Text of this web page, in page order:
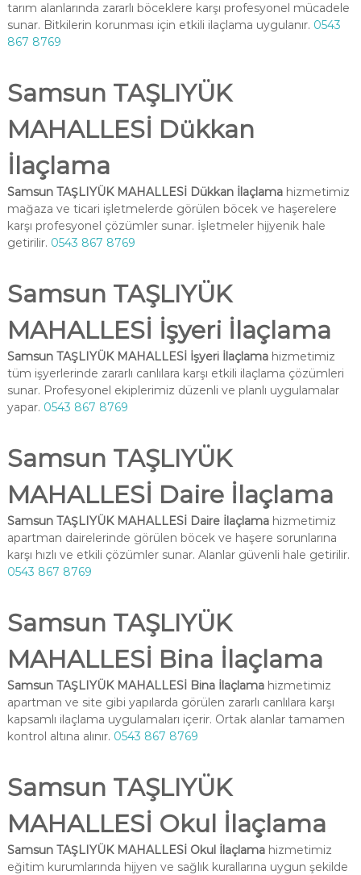
tarım alanlarında zararlı böceklere karşı profesyonel mücadele
sunar. Bitkilerin korunması için etkili ilaçlama uygulanır. 0543
867 8769
Samsun TAŞLIYÜK
MAHALLESİ Dükkan
İlaçlama
Samsun TAŞLIYÜK MAHALLESİ Dükkan İlaçlamahizmetimiz
mağaza ve ticari işletmelerde görülen böcek ve haşerelere
karşı profesyonel çözümler sunar. İşletmeler hijyenik hale
getirilir. 0543 867 8769
Samsun TAŞLIYÜK
MAHALLESİ İşyeri İlaçlama
Samsun TAŞLIYÜK MAHALLESİ İşyeri İlaçlamahizmetimiz
tüm işyerlerinde zararlı canlılara karşı etkili ilaçlama çözümleri
sunar. Profesyonel ekiplerimiz düzenli ve planlı uygulamalar
yapar. 0543 867 8769
Samsun TAŞLIYÜK
MAHALLESİ Daire İlaçlama
Samsun TAŞLIYÜK MAHALLESİ Daire İlaçlamahizmetimiz
apartman dairelerinde görülen böcek ve haşere sorunlarına
karşı hızlı ve etkili çözümler sunar. Alanlar güvenli hale getirilir.
0543 867 8769
Samsun TAŞLIYÜK
MAHALLESİ Bina İlaçlama
Samsun TAŞLIYÜK MAHALLESİ Bina İlaçlamahizmetimiz
apartman ve site gibi yapılarda görülen zararlı canlılara karşı
kapsamlı ilaçlama uygulamaları içerir. Ortak alanlar tamamen
kontrol altına alınır. 0543 867 8769
Samsun TAŞLIYÜK
MAHALLESİ Okul İlaçlama
Samsun TAŞLIYÜK MAHALLESİ Okul İlaçlamahizmetimiz
eğitim kurumlarında hijyen ve sağlık kurallarına uygun şekilde